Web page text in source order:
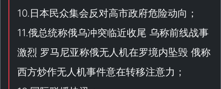
10.日本民众集会反对高市政府危险动向；
11.俄总统称俄乌冲突临近收尾 乌称前线战事
激烈 罗马尼亚称俄无人机在罗境内坠毁 俄称
西方炒作无人机事件意在转移注意力；